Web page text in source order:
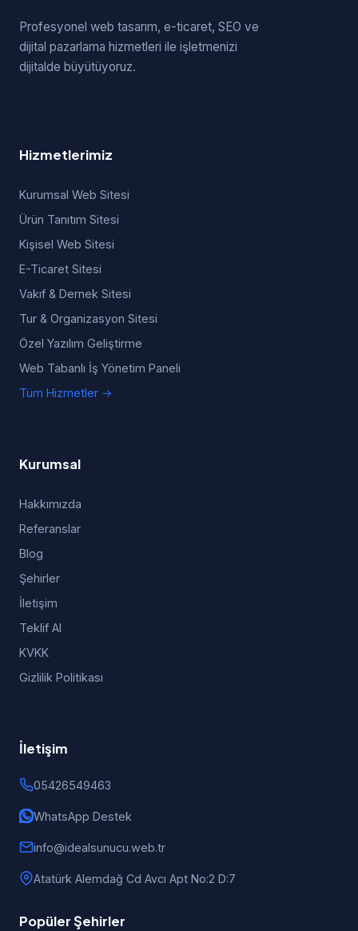
Profesyonel web tasarım, e-ticaret, SEO ve
dijital pazarlama hizmetleri ile işletmenizi
dijitalde büyütüyoruz.
Hizmetlerimiz
Kurumsal Web Sitesi
Ürün Tanıtım Sitesi
Kişisel Web Sitesi
E-Ticaret Sitesi
Vakıf & Dernek Sitesi
Tur & Organizasyon Sitesi
Özel Yazılım Geliştirme
Web Tabanlı İş Yönetim Paneli
Tüm Hizmetler →
Kurumsal
Hakkımızda
Referanslar
Blog
Şehirler
İletişim
Teklif Al
KVKK
Gizlilik Politikası
İletişim
05426549463
WhatsApp Destek
info@idealsunucu.web.tr
Atatürk Alemdağ Cd Avcı Apt No:2 D:7
Popüler Şehirler